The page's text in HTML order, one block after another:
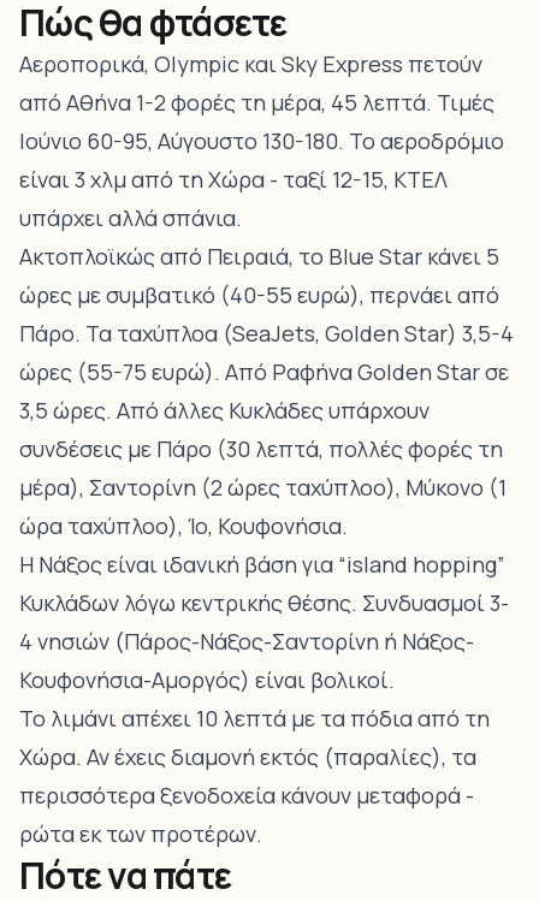
Πώς θα φτάσετε
Αεροπορικά, Olympic και Sky Express πετούν
από Αθήνα 1-2 φορές τη μέρα, 45 λεπτά. Τιμές
Ιούνιο 60-95, Αύγουστο 130-180. Το αεροδρόμιο
είναι 3 χλμ από τη Χώρα - ταξί 12-15, ΚΤΕΛ
υπάρχει αλλά σπάνια.
Ακτοπλοϊκώς από Πειραιά, το Blue Star κάνει 5
ώρες με συμβατικό (40-55 ευρώ), περνάει από
Πάρο. Τα ταχύπλοα (SeaJets, Golden Star) 3,5-4
ώρες (55-75 ευρώ). Από Ραφήνα Golden Star σε
3,5 ώρες. Από άλλες Κυκλάδες υπάρχουν
συνδέσεις με Πάρο (30 λεπτά, πολλές φορές τη
μέρα), Σαντορίνη (2 ώρες ταχύπλοο), Μύκονο (1
ώρα ταχύπλοο), Ίο, Κουφονήσια.
Η Νάξος είναι ιδανική βάση για “island hopping”
Κυκλάδων λόγω κεντρικής θέσης. Συνδυασμοί 3-
4 νησιών (Πάρος-Νάξος-Σαντορίνη ή Νάξος-
Κουφονήσια-Αμοργός) είναι βολικοί.
Το λιμάνι απέχει 10 λεπτά με τα πόδια από τη
Χώρα. Αν έχεις διαμονή εκτός (παραλίες), τα
περισσότερα ξενοδοχεία κάνουν μεταφορά -
ρώτα εκ των προτέρων.
Πότε να πάτε